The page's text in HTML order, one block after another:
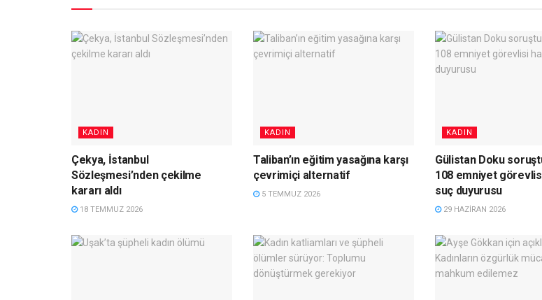
KADIN
Çekya, İstanbul
Sözleşmesi’nden çekilme
kararı aldı
18 TEMMUZ 2026
KADIN
Taliban’ın eğitim yasağına karşı
çevrimiçi alternatif
5 TEMMUZ 2026
KADIN
Gülistan Doku
108 emniyet
suç duyurusu
29 HAZIRAN 2026